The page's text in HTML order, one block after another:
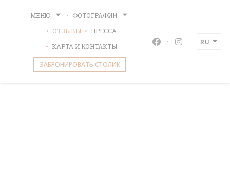
МЕНЮ
ФОТОГРАФИИ
ОТЗЫВЫ
ПРЕССА
КАРТА И КОНТАКТЫ
ЗАБРОНИРОВАТЬ СТОЛИК
FacebookInstagram
RU